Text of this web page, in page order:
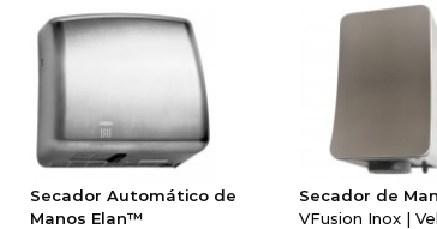
Secador Automático de
Manos Elan™
Secador de
VFusion Inox |